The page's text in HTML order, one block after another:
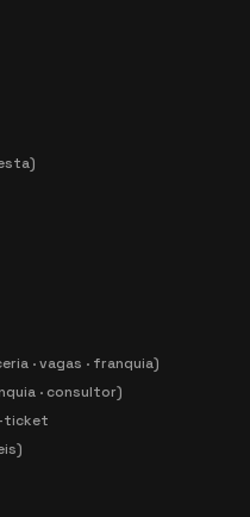
· vagas · franquia)
· consultor)
ticket